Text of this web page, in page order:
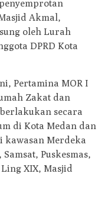
Akmal,
oleh Lurah
DPRD Kota
Pertamina MOR I
Zakat dan
secara
di Kota Medan dan
kawasan Merdeka
Puskesmas,
Ling XIX, Masjid